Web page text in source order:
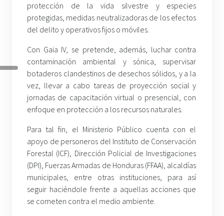
protección de la vida silvestre y especies
protegidas, medidas neutralizadoras de los efectos
del delito y operativos fijos o móviles.
Con Gaia IV, se pretende, además, luchar contra
contaminación ambiental y sónica, supervisar
botaderos clandestinos de desechos sólidos, y a la
vez, llevar a cabo tareas de proyección social y
jornadas de capacitación virtual o presencial, con
enfoque en protección a los recursos naturales.
Para tal fin, el Ministerio Público cuenta con el
apoyo de personeros del Instituto de Conservación
Forestal (ICF), Dirección Policial de Investigaciones
(DPI), Fuerzas Armadas de Honduras (FFAA), alcaldías
municipales, entre otras instituciones, para así
seguir haciéndole frente a aquellas acciones que
se cometen contra el medio ambiente.